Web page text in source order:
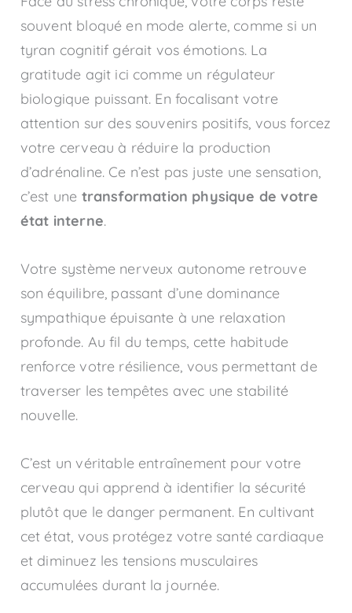
souvent bloqué en mode alerte, comme si un
tyran cognitif gérait vos émotions. La
gratitude agit ici comme un régulateur
biologique puissant. En focalisant votre
attention sur des souvenirs positifs, vous forcez
votre cerveau à réduire la production
d’adrénaline. Ce n’est pas juste une sensation,
c’est une transformation physique de votre
état interne.
Votre système nerveux autonome retrouve
son équilibre, passant d’une dominance
sympathique épuisante à une relaxation
profonde. Au fil du temps, cette habitude
renforce votre résilience, vous permettant de
traverser les tempêtes avec une stabilité
nouvelle.
C’est un véritable entraînement pour votre
cerveau qui apprend à identifier la sécurité
plutôt que le danger permanent. En cultivant
cet état, vous protégez votre santé cardiaque
et diminuez les tensions musculaires
accumulées durant la journée.